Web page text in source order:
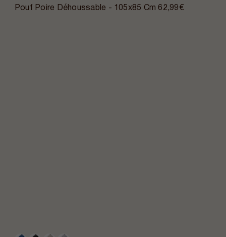
Pouf Poire Déhoussable - 105x85 Cm62,99€